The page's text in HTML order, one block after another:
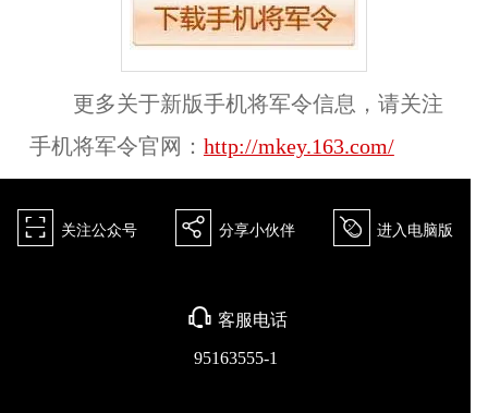
更多关于新版手机将军令信息，请关注
手机将军令官网： http://mkey.163.com/
򰀁 关注公众号 򰀂 分享小伙伴 򰀄 进入电脑版
򰀃 客服电话
95163555-1